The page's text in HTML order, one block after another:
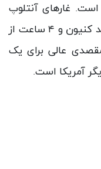
غارهای آنتلوپ
کنیون فقط ۲ ساعت با ماشین از گرند کنیون و ۴ ساعت از
عالی برای یک
آمریکا است.